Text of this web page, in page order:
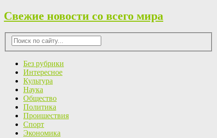
Свежие новости со всего мира
Без рубрики
Интересное
Культура
Наука
Общество
Политика
Проишествия
Спорт
Экономика